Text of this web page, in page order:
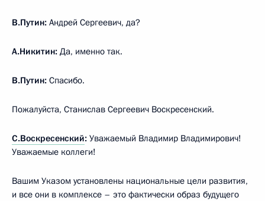
В.Путин: Андрей Сергеевич, да?
А.Никитин: Да, именно так.
В.Путин: Спасибо.
Пожалуйста, Станислав Сергеевич Воскресенский.
С.Воскресенский: Уважаемый Владимир Владимирович!
Уважаемые коллеги!
Вашим Указом установлены национальные цели развития,
и все они в комплексе – это фактически образ будущего